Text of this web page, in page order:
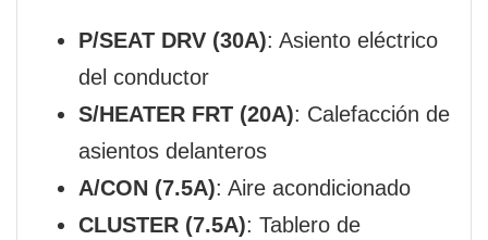
P/SEAT DRV (30A): Asiento eléctrico
del conductor
S/HEATER FRT (20A): Calefacción de
asientos delanteros
A/CON (7.5A): Aire acondicionado
CLUSTER (7.5A): Tablero de